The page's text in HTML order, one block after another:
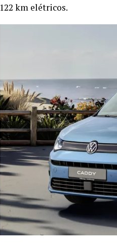
122 km elétricos.